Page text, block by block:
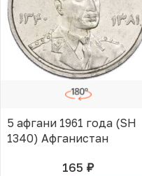
5 афгани 1961 года (SH
1340) Афганистан
165 руб.В КОРЗИНЕ